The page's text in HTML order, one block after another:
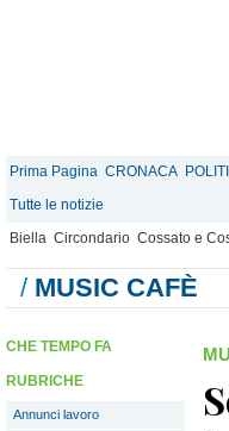
Prima Pagina CRONACA
Tutte le notizie
Biella Circondario Cossato e
/ MUSIC CAFÈ
CHE TEMPO FA
RUBRICHE
Annunci lavoro